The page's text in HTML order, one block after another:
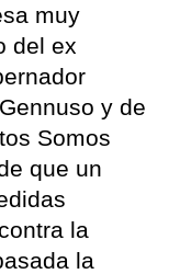
muy
del ex
y de
Somos
que un
la
la